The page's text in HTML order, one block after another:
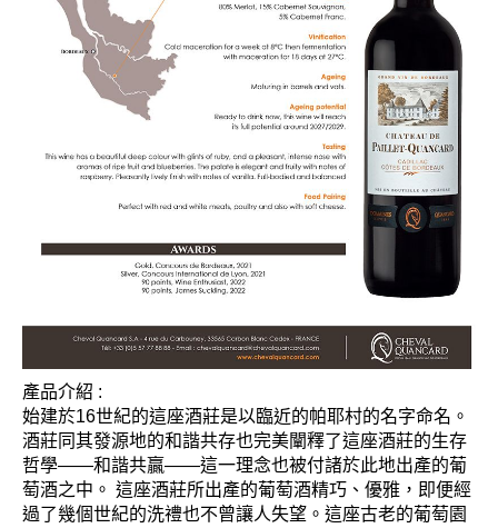
產品介紹 :
始建於16世紀的這座酒莊是以臨近的帕耶村的名字命名。
酒莊同其發源地的和諧共存也完美闡釋了這座酒莊的生存
哲學——和諧共贏——這一理念也被付諸於此地出產的葡
萄酒之中。 這座酒莊所出產的葡萄酒精巧、優雅，即便經
過了幾個世紀的洗禮也不曾讓人失望。 這座古老的葡萄園